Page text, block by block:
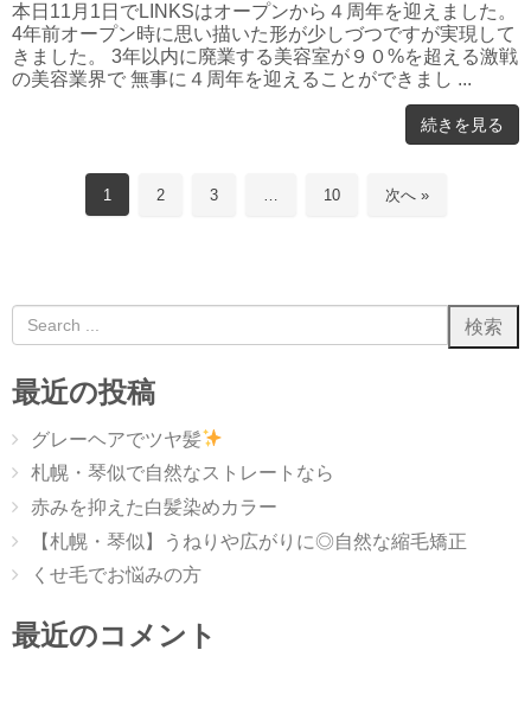
本日11月1日でLINKSはオープンから４周年を迎えました。
4年前オープン時に思い描いた形が少しづつですが実現して
きました。 3年以内に廃業する美容室が９０%を超える激戦
の美容業界で 無事に４周年を迎えることができまし ...
続きを見る
1 2 3 … 10 次へ »
最近の投稿
グレーヘアでツヤ髪
札幌・琴似で自然なストレートなら
赤みを抑えた白髪染めカラー
【札幌・琴似】うねりや広がりに◎自然な縮毛矯正
くせ毛でお悩みの方
最近のコメント